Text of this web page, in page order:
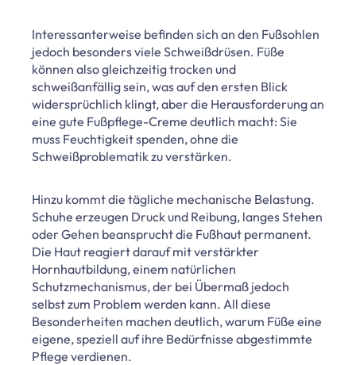
Interessanterweise befinden sich an den Fußsohlen
jedoch besonders viele Schweißdrüsen. Füße
können also gleichzeitig trocken und
schweißanfällig sein, was auf den ersten Blick
widersprüchlich klingt, aber die Herausforderung an
eine gute Fußpflege-Creme deutlich macht: Sie
muss Feuchtigkeit spenden, ohne die
Schweißproblematik zu verstärken.
Hinzu kommt die tägliche mechanische Belastung.
Schuhe erzeugen Druck und Reibung, langes Stehen
oder Gehen beansprucht die Fußhaut permanent.
Die Haut reagiert darauf mit verstärkter
Hornhautbildung, einem natürlichen
Schutzmechanismus, der bei Übermaß jedoch
selbst zum Problem werden kann. All diese
Besonderheiten machen deutlich, warum Füße eine
eigene, speziell auf ihre Bedürfnisse abgestimmte
Pflege verdienen.